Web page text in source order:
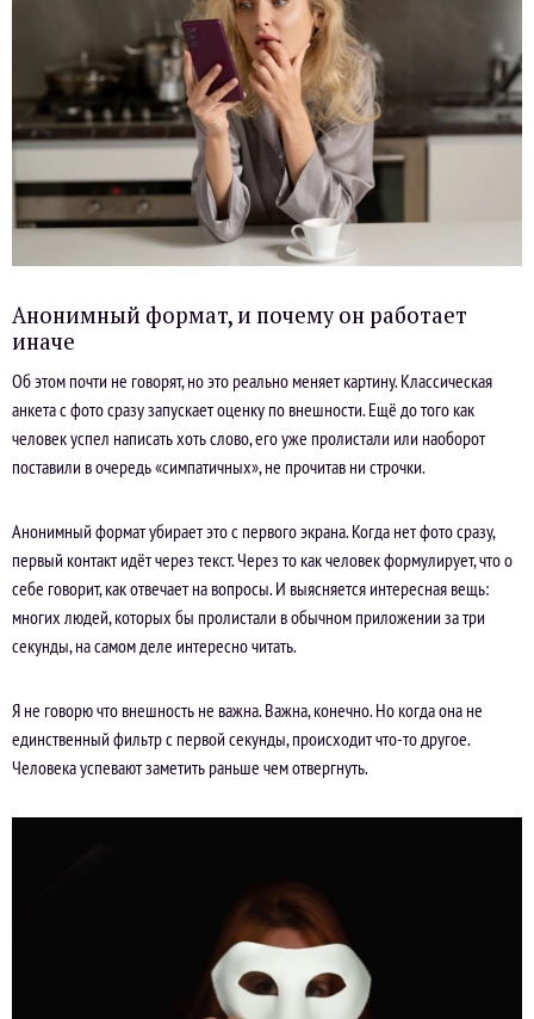
Анонимный формат, и почему он работает
иначе
Об этом почти не говорят, но это реально меняет картину. Классическая
анкета с фото сразу запускает оценку по внешности. Ещё до того как
человек успел написать хоть слово, его уже пролистали или наоборот
поставили в очередь «симпатичных», не прочитав ни строчки.
Анонимный формат убирает это с первого экрана. Когда нет фото сразу,
первый контакт идёт через текст. Через то как человек формулирует, что о
себе говорит, как отвечает на вопросы. И выясняется интересная вещь:
многих людей, которых бы пролистали в обычном приложении за три
секунды, на самом деле интересно читать.
Я не говорю что внешность не важна. Важна, конечно. Но когда она не
единственный фильтр с первой секунды, происходит что-то другое.
Человека успевают заметить раньше чем отвергнуть.